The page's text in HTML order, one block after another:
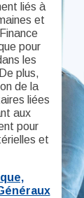
liés à
et
pour
les
plus,
de la
liées
aux
pour
et